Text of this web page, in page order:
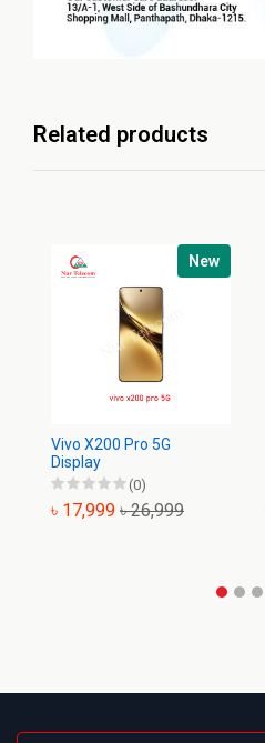
Related products
New
Vivo X200 Pro 5G
Display
(0)
৳ 17,999 ৳ 26,999